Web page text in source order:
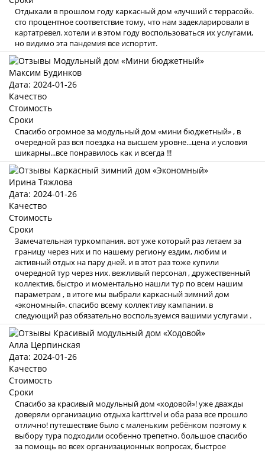
Отдыхали в прошлом году каркасный дом «лучший с террасой».
сто процентное соответствие тому, что нам задекларировали в
картатревел. хотели и в этом году воспользоваться их услугами,
но видимо эта пандемия все испортит.
Максим Будинков
Дата: 2024-01-26
Качество
Стоимость
Сроки
Спасибо огромное за модульный дом «мини бюджетный» , в
очередной раз вся поездка на высшем уровне...цена и условия
шикарны...все понравилось как и всегда !!!
Ирина Тяжлова
Дата: 2024-01-26
Качество
Стоимость
Сроки
Замечательная туркомпания. вот уже который раз летаем за
границу через них и по нашему региону ездим, любим и
активный отдых на пару дней. и в этот раз тоже купили
очередной тур через них. вежливый персонал , дружественный
коллектив. быстро и моментально нашли тур по всем нашим
параметрам , в итоге мы выбрали каркасный зимний дом
«экономный». спасибо всему коллективу кампании. в
следующий раз обязательно воспользуемся вашими услугами .
Алла Церпинская
Дата: 2024-01-26
Качество
Стоимость
Сроки
Спасибо за красивый модульный дом «ходовой»! уже дважды
доверяли организацию отдыха karttrvel и оба раза все прошло
отлично! путешествие было с маленьким ребёнком поэтому к
выбору тура подходили особенно трепетно. большое спасибо
за помощь во всех организационных вопросах, быстрое